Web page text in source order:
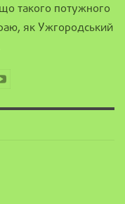
такого потужного
як Ужгородський